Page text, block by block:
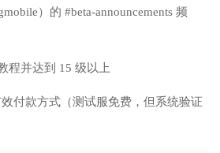
）的 #beta-announcements 频
程并达到 15 级以上
付款方式（测试服免费，但系统验证